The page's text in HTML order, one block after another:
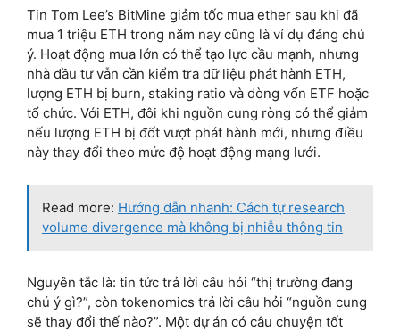
Tin Tom Lee’s BitMine giảm tốc mua ether sau khi đã
mua 1 triệu ETH trong năm nay cũng là ví dụ đáng chú
ý. Hoạt động mua lớn có thể tạo lực cầu mạnh, nhưng
nhà đầu tư vẫn cần kiểm tra dữ liệu phát hành ETH,
lượng ETH bị burn, staking ratio và dòng vốn ETF hoặc
tổ chức. Với ETH, đôi khi nguồn cung ròng có thể giảm
nếu lượng ETH bị đốt vượt phát hành mới, nhưng điều
này thay đổi theo mức độ hoạt động mạng lưới.
Read more: Hướng dẫn nhanh: Cách tự research
volume divergence mà không bị nhiễu thông tin
Nguyên tắc là: tin tức trả lời câu hỏi “thị trường đang
chú ý gì?”, còn tokenomics trả lời câu hỏi “nguồn cung
sẽ thay đổi thế nào?”. Một dự án có câu chuyện tốt